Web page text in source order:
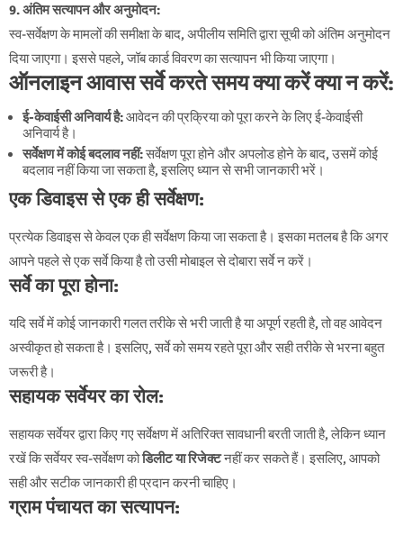
9. अंतिम सत्यापन और अनुमोदन:
स्व-सर्वेक्षण के मामलों की समीक्षा के बाद, अपीलीय समिति द्वारा सूची को अंतिम अनुमोदन
दिया जाएगा। इससे पहले, जॉब कार्ड विवरण का सत्यापन भी किया जाएगा।
ऑनलाइन आवास सर्वे करते समय क्या करें क्या न करें:
ई-केवाईसी अनिवार्य है:आवेदन की प्रक्रिया को पूरा करने के लिए ई-केवाईसी
अनिवार्य है।
सर्वेक्षण में कोई बदलाव नहीं:सर्वेक्षण पूरा होने और अपलोड होने के बाद, उसमें कोई
बदलाव नहीं किया जा सकता है, इसलिए ध्यान से सभी जानकारी भरें।
एक डिवाइस से एक ही सर्वेक्षण:
प्रत्येक डिवाइस से केवल एक ही सर्वेक्षण किया जा सकता है। इसका मतलब है कि अगर
आपने पहले से एक सर्वे किया है तो उसी मोबाइल से दोबारा सर्वे न करें।
सर्वे का पूरा होना:
यदि सर्वे में कोई जानकारी गलत तरीके से भरी जाती है या अपूर्ण रहती है, तो वह आवेदन
अस्वीकृत हो सकता है। इसलिए, सर्वे को समय रहते पूरा और सही तरीके से भरना बहुत
जरूरी है।
सहायक सर्वेयर का रोल:
सहायक सर्वेयर द्वारा किए गए सर्वेक्षण में अतिरिक्त सावधानी बरती जाती है, लेकिन ध्यान
रखें कि सर्वेयर स्व-सर्वेक्षण कोडिलीट या रिजेक्टनहीं कर सकते हैं। इसलिए, आपको
सही और सटीक जानकारी ही प्रदान करनी चाहिए।
ग्राम पंचायत का सत्यापन: